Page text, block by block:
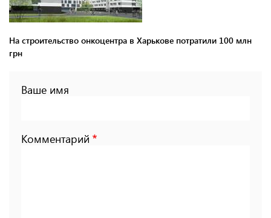
На строительство онкоцентра в Харькове потратили 100 млн
грн
Ваше имя
Комментарий